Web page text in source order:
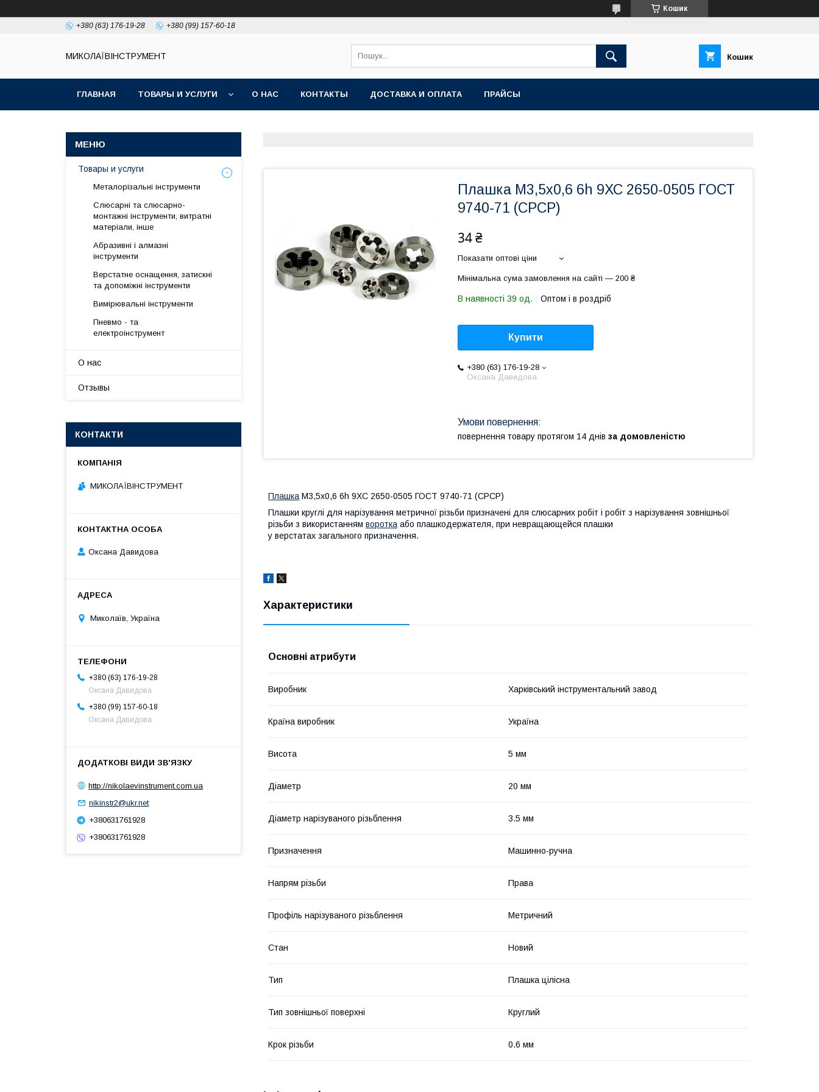
Кошик
+380 (63) 176-19-28 +380 (99) 157-60-18
МИКОЛАЇВІНСТРУМЕНТ Кошик
ГЛАВНАЯ ТОВАРЫ И УСЛУГИ О НАС КОНТАКТЫ ДОСТАВКА И ОПЛАТА ПРАЙСЫ
Плашка М3,5х0,6 6h 9ХС 2650-0505 ГОСТ
9740-71 (СРСР)
34 ₴
Показати оптові ціни
Мінімальна сума замовлення на сайті — 200 ₴
В наявності 39 од. Оптом і в роздріб
Купити
+380 (63) 176-19-28
Оксана Давидова
повернення товару протягом 14 днів за домовленістю
Плашка М3,5х0,6 6h 9ХС 2650-0505 ГОСТ 9740-71 (СРСР)
Плашки круглі для нарізування метричної різьби призначені для слюсарних робіт і робіт з нарізування зовнішньої
різьби з використанням воротка або плашкодержателя, при невращающейся плашки
у верстатах загального призначення.
Характеристики
Основні атрибути
Виробник Харківський інструментальний завод
Країна виробник Україна
Висота 5 мм
Діаметр 20 мм
Діаметр нарізуваного різьблення 3.5 мм
Призначення Машинно-ручна
Напрям різьби Права
Профіль нарізуваного різьблення Метричний
Стан Новий
Тип Плашка цілісна
Тип зовнішньої поверхні Круглий
Крок різьби 0.6 мм
Товары и услуги
Металорізальні інструменти
Слюсарні та слюсарно-
монтажні інструменти, витратні
матеріали, інше
Абразивні і алмазні
інструменти
Верстатне оснащення, затискні
та допоміжні інструменти
Вимірювальні інструменти
Пневмо - та
електроінструмент
О нас
Отзывы
КОНТАКТИ
МИКОЛАЇВІНСТРУМЕНТ
Оксана Давидова
Миколаїв, Україна
+380 (63) 176-19-28
Оксана Давидова
+380 (99) 157-60-18
Оксана Давидова
http://nikolaevinstrument.com.ua
nikinstr2@ukr.net
+380631761928
+380631761928